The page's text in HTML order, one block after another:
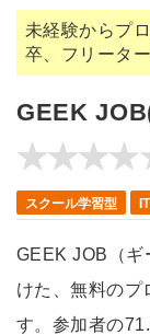
未経験からプ
卒、フリータ
GEEK
スクール学習型
GEEK JOB（ギ
けた、無料のプ
す。参加者の